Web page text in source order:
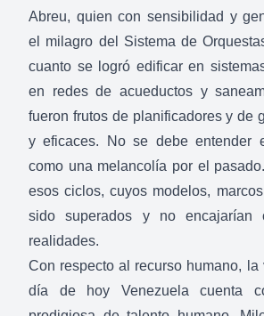
Abreu, quien con sensibilidad y
el milagro del Sistema de
cuanto se logró edificar en
en redes de acueductos y
fueron frutos de planificadores y de
y eficaces. No se debe entender
como una melancolía por el
esos ciclos, cuyos modelos,
sido superados y no encajarían
realidades.
Con respecto al recurso humano, la
día de hoy Venezuela cuenta